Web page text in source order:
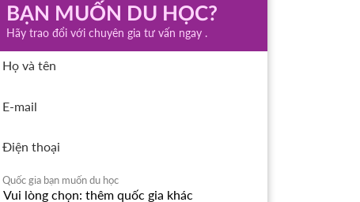
BẠN MUỐN DU HỌC?
Hãy trao đổi với chuyên gia tư vấn ngay .
Họ và tên
E-mail
Điện thoại
Quốc gia bạn muốn du học